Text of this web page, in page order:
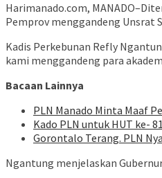
Harimanado.com,
Pemprov menggandeng Unsrat
Kadis Perkebunan Refly
kami menggandeng para
Bacaan Lainnya
PLN Manado Minta Maaf
Kado PLN untuk HUT ke-
Gorontalo Terang. PLN
Ngantung menjelaskan